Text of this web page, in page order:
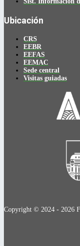
Ubicación
CRS
EEBR
EEFAS
EEMAC
Sede central
Visitas guiadas
Copyright © 2024 - 2026